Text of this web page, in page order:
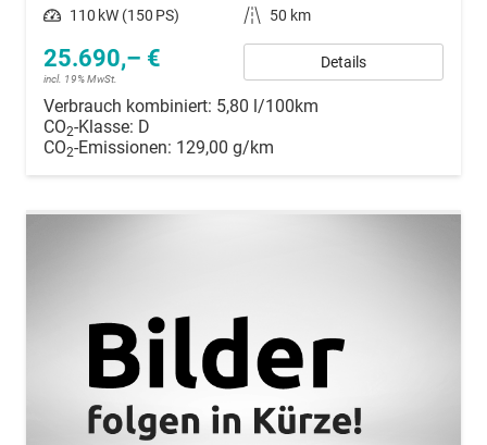
Leistung 110 kW (150 PS) Kilometerstand 50 km
25.690,– €
incl. 19% MwSt.
Details
Verbrauch kombiniert: 5,80 l/100km
CO2-Klasse: D
CO2-Emissionen: 129,00 g/km